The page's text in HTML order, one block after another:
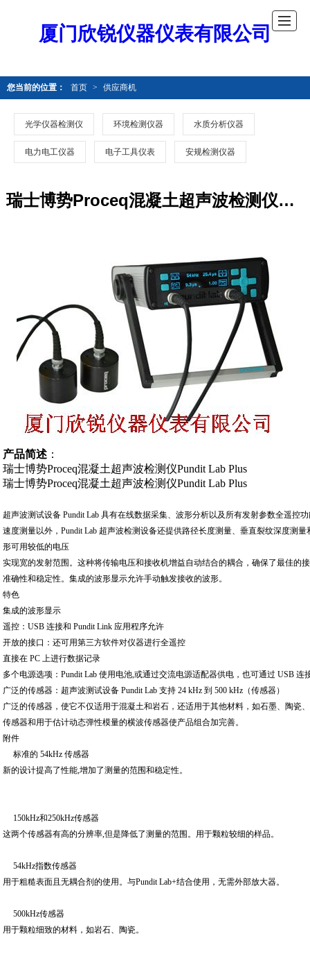
厦门欣锐仪器仪表有限公司
您当前的位置： 首页 > 供应商机
光学仪器检测仪 环境检测仪器 水质分析仪器
电力电工仪器 电子工具仪表 安规检测仪器
瑞士博势Proceq混凝土超声波检测仪Pundit Lab Plus
产品简述 ：
瑞士博势Proceq混凝土超声波检测仪Pundit Lab Plus
瑞士博势Proceq混凝土超声波检测仪Pundit Lab Plus
超声波测试设备 Pundit Lab 具有在线数据采集、波形分析以及所有发射参数全遥控
速度测量以外，Pundit Lab 超声波检测设备还提供路径长度测量、垂直裂纹深度测
形可用较低的电压
实现宽的发射范围。这种将传输电压和接收机增益自动结合的耦合，确保了最佳的
准确性和稳定性。集成的波形显示允许手动触发接收的波形。
特色
集成的波形显示
遥控：USB 连接和 Pundit Link 应用程序允许
开放的接口：还可用第三方软件对仪器进行全遥控
直接在 PC 上进行数据记录
多个电源选项：Pundit Lab 使用电池,或通过交流电源适配器供电，也可通过 USB
广泛的传感器：超声波测试设备 Pundit Lab 支持 24 kHz 到 500 kHz（传感器）
广泛的传感器，使它不仅适用于混凝土和岩石，还适用于其他材料，如石墨、陶瓷
传感器和用于估计动态弹性模量的横波传感器使产品组合加完善。
附件
标准的 54kHz 传感器
新的设计提高了性能,增加了测量的范围和稳定性。
150kHz和250kHz传感器
这两个传感器有高的分辨率,但是降低了测量的范围。用于颗粒较细的样品。
54kHz指数传感器
用于粗糙表面且无耦合剂的使用。与Pundit Lab+结合使用，无需外部放大器。
500kHz传感器
用于颗粒细致的材料，如岩石、陶瓷。